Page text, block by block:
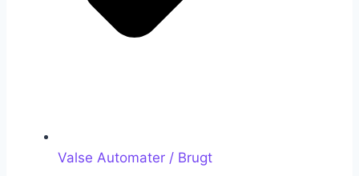
Valse Automater / Brugt